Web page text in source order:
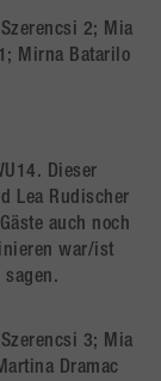
2; Mia
Mirna Batarilo
Dieser
Lea Rudischer
auch noch
war/ist
3; Mia
Dramac